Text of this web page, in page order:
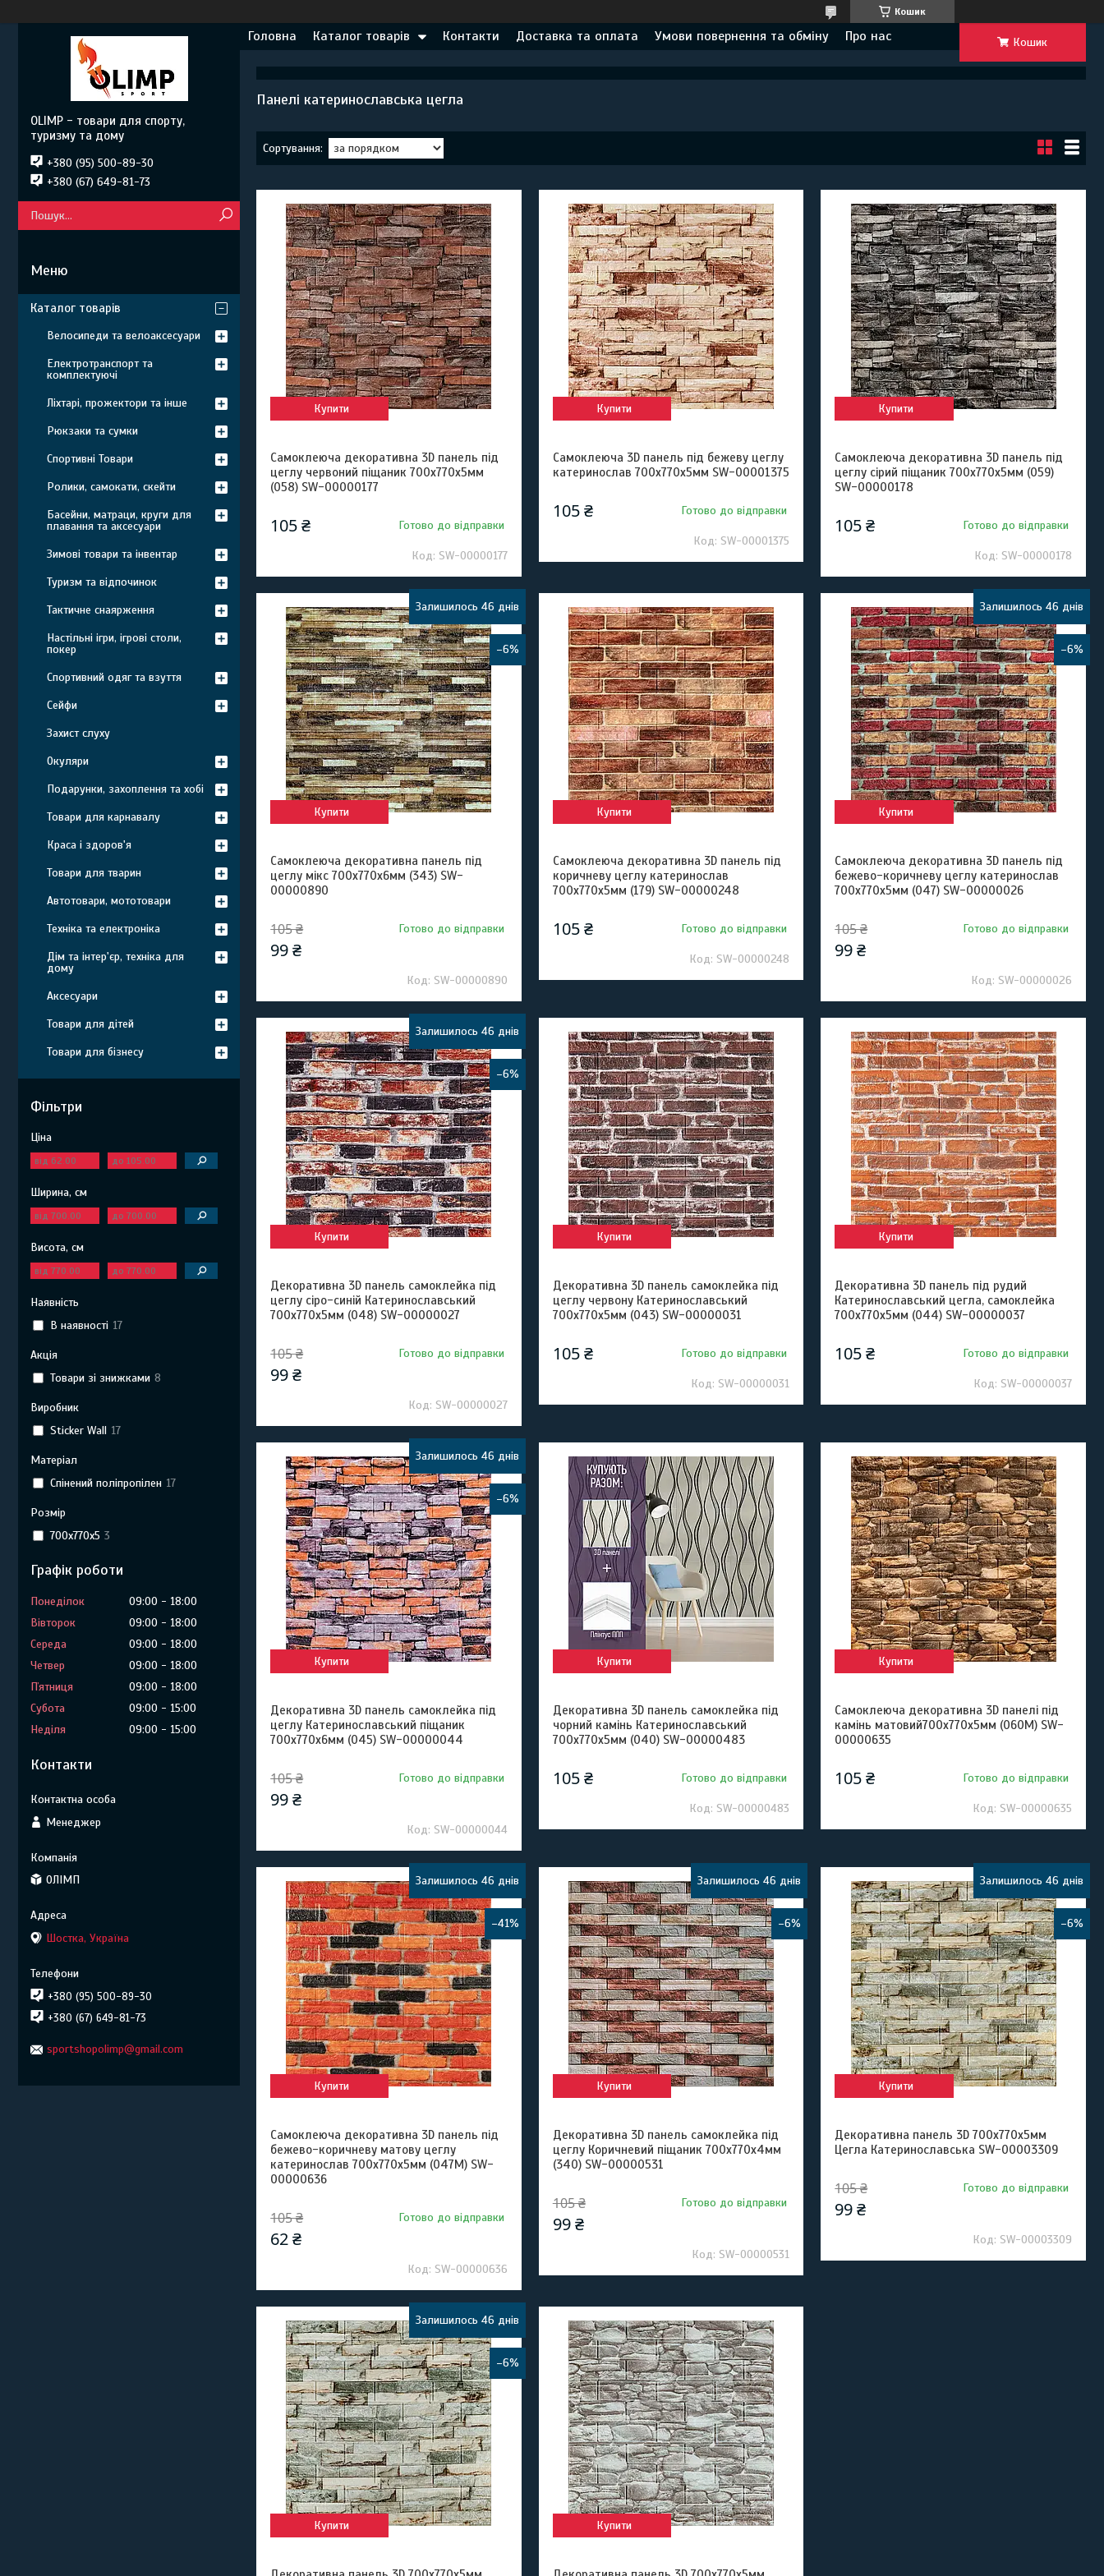
Кошик
Головна Каталог товарів Контакти Доставка та оплата Умови повернення та обміну Про нас Кошик
Панелі катеринославська цегла
Купити
Самоклеюча декоративна 3D панель під
цеглу червоний піщаник 700х770х5мм
(058) SW-00000177
105 ₴ Готово до відправки
SW-00000177
Купити
Самоклеюча 3D панель під бежеву цеглу
катеринослав 700x770x5мм SW-00001375
105 ₴ Готово до відправки
SW-00001375
Купити
Самоклеюча декоративна 3D панель під
цеглу сірий піщаник 700х770х5мм (059)
SW-00000178
105 ₴ Готово до відправки
SW-00000178
–6%
Залишилось 46 днів
Купити
Самоклеюча декоративна панель під
цеглу мікс 700x770x6мм (343) SW-
00000890
105 ₴
99 ₴
Готово до відправки
SW-00000890
Купити
Самоклеюча декоративна 3D панель під
коричневу цеглу катеринослав
700х770х5мм (179) SW-00000248
105 ₴ Готово до відправки
SW-00000248
–6%
Залишилось 46 днів
Купити
Самоклеюча декоративна 3D панель під
бежево-коричневу цеглу катеринослав
700х770х5мм (047) SW-00000026
105 ₴
99 ₴
Готово до відправки
SW-00000026
–6%
Залишилось 46 днів
Купити
Декоративна 3D панель самоклейка під
цеглу сіро-синій Катеринославський
700х770х5мм (048) SW-00000027
105 ₴
99 ₴
Готово до відправки
SW-00000027
Купити
Декоративна 3D панель самоклейка під
цеглу червону Катеринославський
700х770х5мм (043) SW-00000031
105 ₴ Готово до відправки
SW-00000031
Купити
Декоративна 3D панель під рудий
Катеринославський цегла, самоклейка
700х770х5мм (044) SW-00000037
105 ₴ Готово до відправки
SW-00000037
–6%
Залишилось 46 днів
Купити
Декоративна 3D панель самоклейка під
цеглу Катеринославський піщаник
700х770х6мм (045) SW-00000044
105 ₴
99 ₴
Готово до відправки
SW-00000044
Купити
Декоративна 3D панель самоклейка під
чорний камінь Катеринославський
700х770х5мм (040) SW-00000483
105 ₴ Готово до відправки
SW-00000483
Купити
Самоклеюча декоративна 3D панелі під
камінь матовий700х770х5мм (060M) SW-
00000635
105 ₴ Готово до відправки
SW-00000635
–41%
Залишилось 46 днів
Купити
Самоклеюча декоративна 3D панель під
бежево-коричневу матову цеглу
катеринослав 700х770х5мм (047M) SW-
00000636
105 ₴
62 ₴
Готово до відправки
SW-00000636
–6%
Залишилось 46 днів
Купити
Декоративна 3D панель самоклейка під
цеглу Коричневий піщаник 700х770х4мм
(340) SW-00000531
105 ₴
99 ₴
Готово до відправки
SW-00000531
–6%
Залишилось 46 днів
Купити
Декоративна панель 3D 700х770х5мм
Цегла Катеринославська SW-00003309
105 ₴
99 ₴
Готово до відправки
SW-00003309
–6%
Залишилось 46 днів
Купити Купити
OLIMP - товари для спорту,
туризму та дому
+380 (95) 500-89-30
+380 (67) 649-81-73
Каталог товарів
Велосипеди та велоаксесуари
Електротранспорт та
комплектуючі
Ліхтарі, прожектори та інше
Рюкзаки та сумки
Спортивні Товари
Ролики, самокати, скейти
Басейни, матраци, круги для
плавання та аксесуари
Зимові товари та інвентар
Туризм та відпочинок
Тактичне снаярження
Настільні ігри, ігрові столи,
покер
Спортивний одяг та взуття
Сейфи
Захист слуху
Окуляри
Подарунки, захоплення та хобі
Товари для карнавалу
Краса і здоров'я
Товари для тварин
Автотовари, мототовари
Техніка та електроніка
Дім та інтер'єр, техніка для
дому
Аксесуари
Товари для дітей
Товари для бізнесу
Фільтри
Ціна
Ширина, см
Висота, см
Наявність
В наявності 17
Акція
Товари зі знижками 8
Виробник
Sticker Wall 17
Матеріал
Спінений поліпропілен 17
Розмір
700х770х5 3
Графік роботи
Понеділок 09:00
18:00
Вівторок
09:00
18:00
Середа
09:00
18:00
Четвер
09:00
18:00
Пʼятниця
09:00
18:00
Субота
09:00
15:00
Неділя
09:00 15:00
Контакти
Менеджер
ОЛІМП
Шостка, Україна
+380 (95) 500-89-30
+380 (67) 649-81-73
sportshopolimp@gmail.com